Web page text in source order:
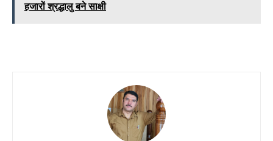
हजारों श्रद्धालु बने साक्षी